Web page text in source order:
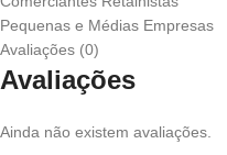
Pequenas e Médias Empresas
Avaliações (0)
Avaliações
Ainda não existem avaliações.